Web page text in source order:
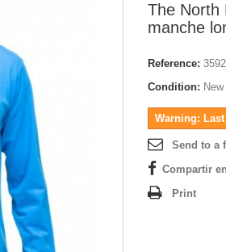
The North
manche
Reference:
Condition:
Warning:
Send to a
Compartir
Print